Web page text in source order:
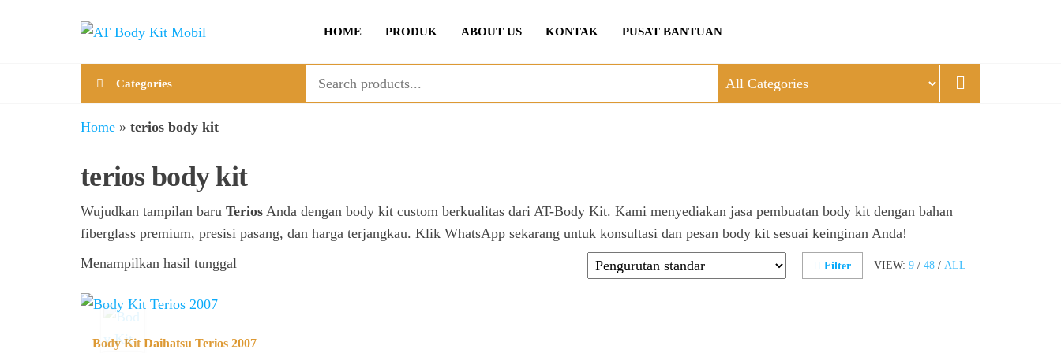
Mobil
Kit
Mobil
HOME PRODUK ABOUT US KONTAK PUSAT BANTUAN
Categories
Home » terios body kit
terios body kit
Wujudkan tampilan baru Terios Anda dengan body kit custom berkualitas dari AT-Body Kit. Kami menyediakan jasa pembuatan body kit dengan bahan
fiberglass premium, presisi pasang, dan harga terjangkau. Klik WhatsApp sekarang untuk konsultasi dan pesan body kit sesuai keinginan Anda!
VIEW: 9 / 48 / ALL
Filter
Menampilkan hasil tunggal
Body Kit Daihatsu Terios 2007